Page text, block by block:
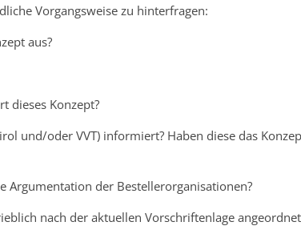
Vorgangsweise zu hinterfragen:
aus?
dieses Konzept?
und/oder VVT) informiert? Haben diese das
Argumentation der Bestellerorganisationen?
nach der aktuellen Vorschriftenlage